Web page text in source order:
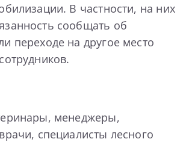
В частности, на них
сообщать об
переходе на другое место
менеджеры,
специалисты лесного